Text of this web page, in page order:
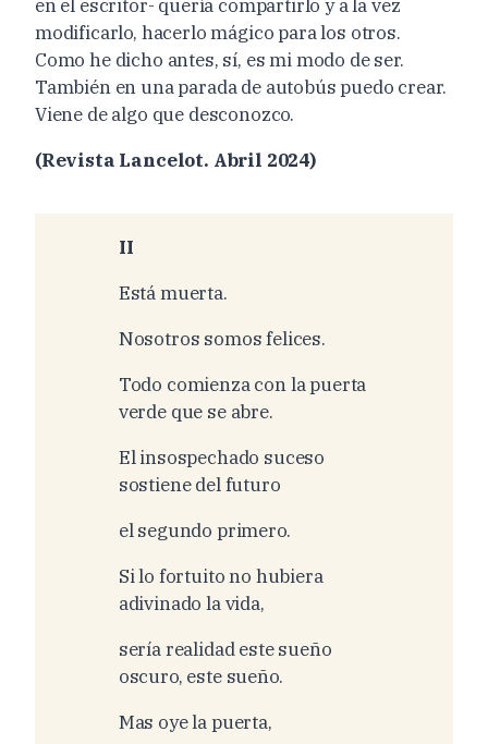
en el escritor- quería compartirlo y a la vez
modificarlo, hacerlo mágico para los otros.
Como he dicho antes, sí, es mi modo de ser.
También en una parada de autobús puedo crear.
Viene de algo que desconozco.
(Revista Lancelot. Abril 2024)
II
Está muerta.
Nosotros somos felices.
Todo comienza con la puerta
verde que se abre.
El insospechado suceso
sostiene del futuro
el segundo primero.
Si lo fortuito no hubiera
adivinado la vida,
sería realidad este sueño
oscuro, este sueño.
Mas oye la puerta,